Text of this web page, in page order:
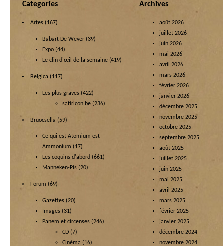
Categories
Artes (167)
Babart De Wever (39)
Expo (44)
Le clin d'œil de la semaine (419)
Belgica (117)
Les plus graves (422)
satiricon.be (236)
Bruocsella (59)
Ce qui est Atomium est
Ammonium (17)
Les coquins d'abord (661)
Manneken-Pis (20)
Forum (69)
Gazettes (20)
Images (31)
Panem et circenses (246)
CD (7)
Cinéma (16)
Archives
août 2026
juillet 2026
juin 2026
mai 2026
avril 2026
mars 2026
février 2026
janvier 2026
décembre 2025
novembre 2025
octobre 2025
septembre 2025
août 2025
juillet 2025
juin 2025
mai 2025
avril 2025
mars 2025
février 2025
janvier 2025
décembre 2024
novembre 2024